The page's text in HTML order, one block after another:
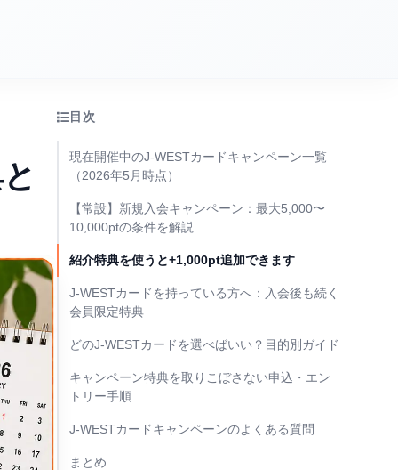
目次
現在開催中のJ-WESTカードキャンペーン一覧
（2026年5月時点）
【常設】新規入会キャンペーン：最大5,000〜
10,000ptの条件を解説
紹介特典を使うと+1,000pt追加できます
J-WESTカードを持っている方へ：入会後も続く
会員限定特典
どのJ-WESTカードを選べばいい？目的別ガイド
キャンペーン特典を取りこぼさない申込・エン
トリー手順
J-WESTカードキャンペーンのよくある質問
まとめ